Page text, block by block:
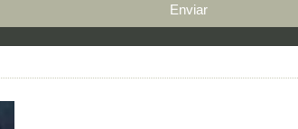
Enviar